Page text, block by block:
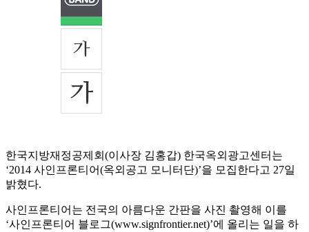
한국지방재정공제회(이사장 김홍갑) 한국옥외광고센터는
‘2014 사인프론티어(옥외공고 모니터단)’을 모집한다고 27일
밝혔다.
사인프론티어는 전국의 아름다운 간판을 사진 촬영해 이를
‘사인프론티어 블로그(www.signfrontier.net)’에 올리는 일을 하